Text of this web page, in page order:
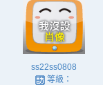
ss22ss0808
等級：